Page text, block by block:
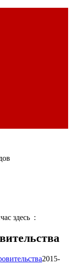
здесь :
2015-